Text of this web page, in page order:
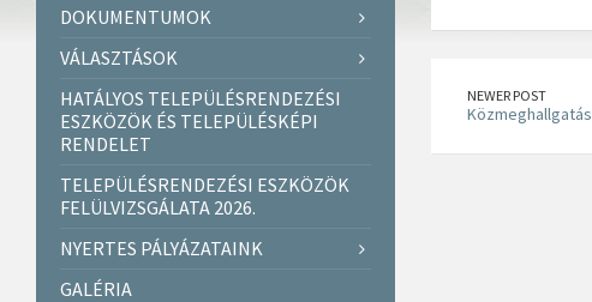
NEWER POST
Közmeghallgatás
DOKUMENTUMOK
VÁLASZTÁSOK
HATÁLYOS TELEPÜLÉSRENDEZÉSI
ESZKÖZÖK ÉS TELEPÜLÉSKÉPI
RENDELET
TELEPÜLÉSRENDEZÉSI ESZKÖZÖK
FELÜLVIZSGÁLATA 2026.
NYERTES PÁLYÁZATAINK
GALÉRIA